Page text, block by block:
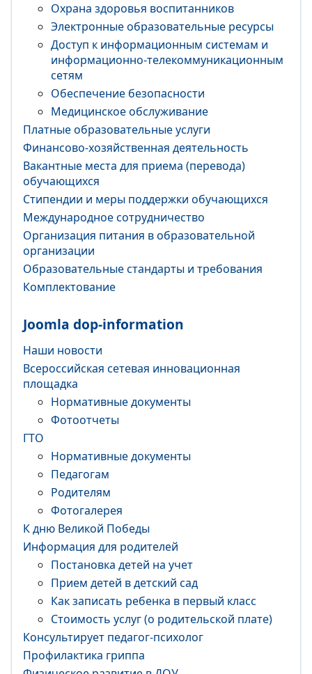
Охрана здоровья воспитанников
Электронные образовательные ресурсы
Доступ к информационным системам и
информационно-телекоммуникационным
сетям
Обеспечение безопасности
Медицинское обслуживание
Платные образовательные услуги
Финансово-хозяйственная деятельность
Вакантные места для приема (перевода)
обучающихся
Стипендии и меры поддержки обучающихся
Международное сотрудничество
Организация питания в образовательной
организации
Образовательные стандарты и требования
Комплектование
Joomla dop-information
Наши новости
Всероссийская сетевая инновационная
площадка
Нормативные документы
Фотоотчеты
ГТО
Нормативные документы
Педагогам
Родителям
Фотогалерея
К дню Великой Победы
Информация для родителей
Постановка детей на учет
Прием детей в детский сад
Как записать ребенка в первый класс
Стоимость услуг (о родительской плате)
Консультирует педагог-психолог
Профилактика гриппа